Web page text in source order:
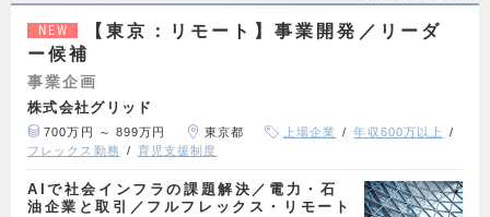
NEW
【東京：リモート】事業開発／リーダ
ー候補
事業企画
株式会社グリッド
700万円 ～ 899万円 東京都 上場企業
年収600万以上
フレックス勤務
育児支援制度
AIで社会インフラの課題解決／電力・石
油企業と取引／フルフレックス・リモート